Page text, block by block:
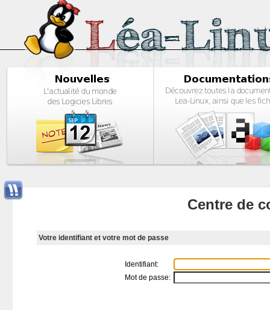
Centre de
Votre identifiant et votre mot de passe
Identifiant:
Mot de passe: